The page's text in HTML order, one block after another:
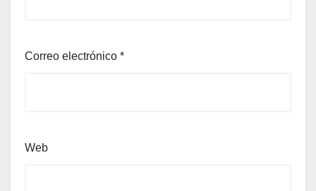
Correo electrónico *
Web